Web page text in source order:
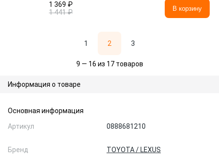
1 369 ₽
1 441 ₽
В корзину
1 2 3
9 — 16 из 17 товаров
Информация о товаре
Основная информация
Артикул
0888681210
Бренд TOYOTA / LEXUS